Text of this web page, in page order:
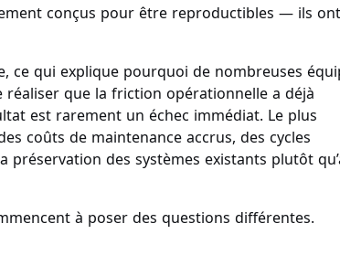
conçus pour être reproductibles — ils ont
ce qui explique pourquoi de nombreuses
réaliser que la friction opérationnelle a déjà
est rarement un échec immédiat. Le plus
coûts de maintenance accrus, des cycles
des systèmes existants plutôt
à poser des questions différentes.